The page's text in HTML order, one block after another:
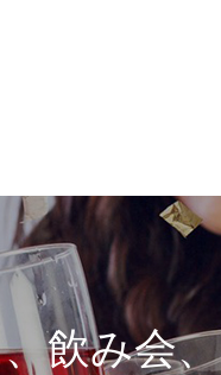
飲み会